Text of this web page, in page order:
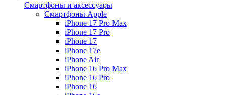
Смартфоны и аксессуары
Смартфоны Apple
iPhone 17 Pro Max
iPhone 17 Pro
iPhone 17
iPhone 17e
iPhone Air
iPhone 16 Pro Max
iPhone 16 Pro
iPhone 16